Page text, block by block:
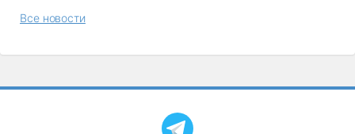
Все новости